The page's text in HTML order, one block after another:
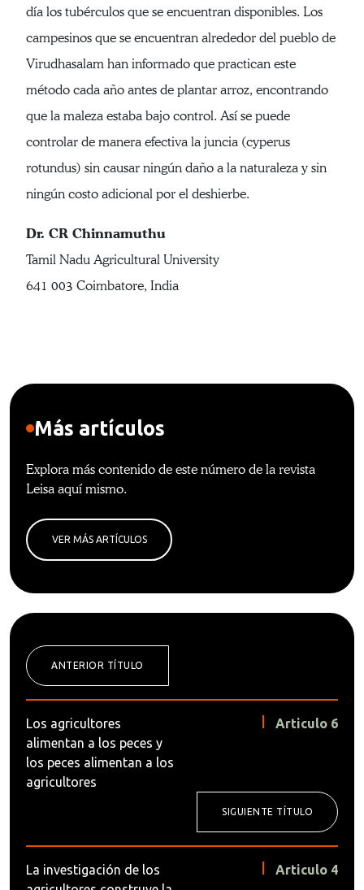
día los tubérculos que se encuentran disponibles. Los
campesinos que se encuentran alrededor del pueblo de
Virudhasalam han informado que practican este
método cada año antes de plantar arroz, encontrando
que la maleza estaba bajo control. Así se puede
controlar de manera efectiva la juncia (cyperus
rotundus) sin causar ningún daño a la naturaleza y sin
ningún costo adicional por el deshierbe.
Dr. CR Chinnamuthu
Tamil Nadu Agricultural University
641 003 Coimbatore, India
Más artículos
Explora más contenido de este número de la revista
Leisa aquí mismo.
VER MÁS ARTÍCULOS
ANTERIOR TÍTULO
Los agricultores
alimentan a los peces y
los peces alimentan a los
agricultores
Articulo 6
SIGUIENTE TÍTULO
La investigación de los
Articulo 4